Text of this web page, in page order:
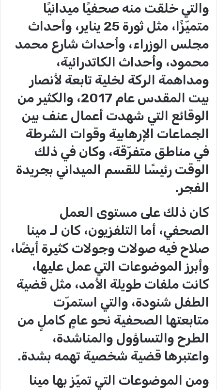
والتي خلقت منه صحفيًا ميدانيًا
متميّزًا، مثل ثورة 25 يناير، وأحداث
مجلس الوزراء، وأحداث شارع محمد
محمود، وأحداث الكاتدرائية،
ومداهمة الركة لخلية تابعة لأنصار
بيت المقدس عام 2017، والكثير من
الوقائع التي شهدت أعمال عنف بين
الجماعات الإرهابية وقوات الشرطة
في مناطق متفرّقة، وكان في ذلك
الوقت رئيسًا للقسم الميداني بجريدة
الفجر.
كان ذلك على مستوى العمل
الصحفي، أما التلفزيون، كان لـ مينا
صلاح فيه صولات وجولات كثيرة أيضًا،
وأبرز الموضوعات التي عمل عليها،
كانت ملفات طويلة الأمد، مثل قضية
الطفل شنودة، والتي استمرّت
متابعتها الصحفية نحو عامٍ كاملٍ من
الطرح والتساؤول والمناشدة،
واعتبرها قضية شخصية تهمه بشدة.
ومن الموضوعات التي تميّز بها مينا